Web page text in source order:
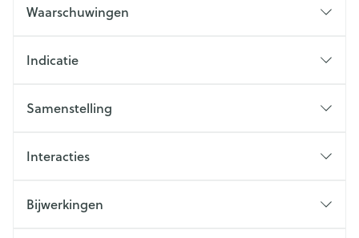
Waarschuwingen
Indicatie
Samenstelling
Interacties
Bijwerkingen